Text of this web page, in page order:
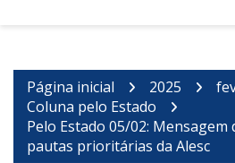
Página inicial 2025
Coluna pelo Estado
Pelo Estado 05/02: Mensagem
pautas prioritárias da Alesc